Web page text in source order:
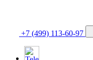
+7 (499) 113-60-97